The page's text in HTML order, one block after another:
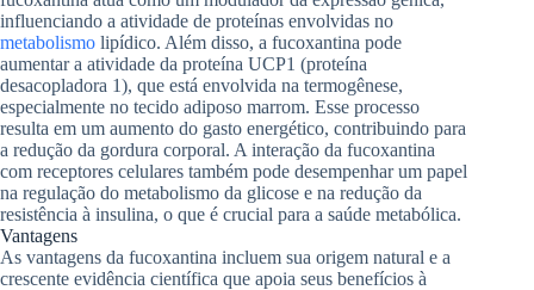
influenciando a atividade de proteínas envolvidas no
metabolismo lipídico. Além disso, a fucoxantina pode
aumentar a atividade da proteína UCP1 (proteína
desacopladora 1), que está envolvida na termogênese,
especialmente no tecido adiposo marrom. Esse processo
resulta em um aumento do gasto energético, contribuindo para
a redução da gordura corporal. A interação da fucoxantina
com receptores celulares também pode desempenhar um papel
na regulação do metabolismo da glicose e na redução da
resistência à insulina, o que é crucial para a saúde metabólica.
Vantagens
As vantagens da fucoxantina incluem sua origem natural e a
crescente evidência científica que apoia seus benefícios à